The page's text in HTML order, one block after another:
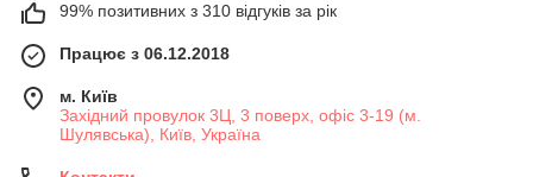
99% позитивних з 310 відгуків за рік
Працює з 06.12.2018
м. Київ
Західний провулок 3Ц, 3 поверх, офіс 3-19 (м.
Шулявська), Київ, Україна